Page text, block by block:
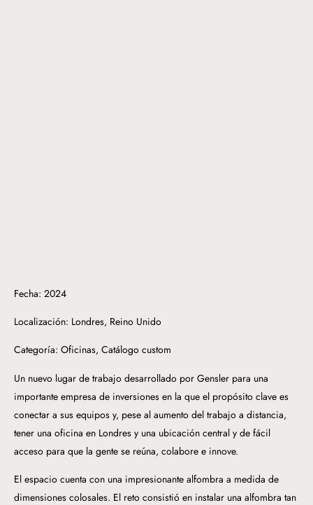
Fecha: 2024
Localización: Londres, Reino Unido
Categoría: Oficinas, Catálogo custom
Un nuevo lugar de trabajo desarrollado por Gensler para una
importante empresa de inversiones en la que el propósito clave es
conectar a sus equipos y, pese al aumento del trabajo a distancia,
tener una oficina en Londres y una ubicación central y de fácil
acceso para que la gente se reúna, colabore e innove.
El espacio cuenta con una impresionante alfombra a medida de
dimensiones colosales. El reto consistió en instalar una alfombra tan